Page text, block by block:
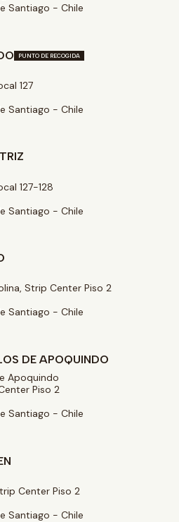
Santiago - Chile
PUNTO DE RECOGIDA
127
Santiago - Chile
127-128
Santiago - Chile
Strip Center Piso 2
Santiago - Chile
DE APOQUINDO
Apoquindo
Piso 2
Santiago - Chile
Center Piso 2
Santiago - Chile